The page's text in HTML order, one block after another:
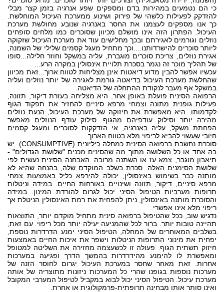
כי הם נטמעים במהירות בדם ומספקים שפע אנרגיה בזמן קצר מבלי
להזדקק לפעילות כלשהי של פירוק ושינוע ממערכת העיכול המוחלשת.
כך אנו מספקים לעצמנו את החסר באנרגיה שנובע מחולשת מערכת
העיכול. הפתרון הזה אינו מושלם מכיוון שסוכרים כמו מלחים סופחים
נוזלים וגורמים לאגירתם ובכך מחלישים עוד את מערכת העיכול שזקוקה
ליותר סוכרים להישרדותנו....וכך מתחיל מעגל קסמים שלילי של השמנה,
אגירת נוזלים, צריכת סוכרים מוגברת, עליה במשקל וחוזר חלילה...סופו
של תהליך מוכר זה נגמר בסכרת תלויית אינסולין במקרה הרע...
עכשיו אפשר להבין מדוע דיאטות אינן מצליחות לטווח ארוך...זאת מכיוון
שהחלשת מערכת העיכול בדיאטה גורמת לאגירה של יותר נוזלים ועליה
במשקל אף מעבר לנקודת ההתחלה של הדיאטה.
הרפואה הסינית פועלת באופן אחר. היא מצליחה בעזרת דיקור, תזונה,
פעילות גופנית מתונה וצמחי מרפא סיניים להחזיר את תפקוד הגוף
לקדמותו. היא מאפשרת את חיזוקה של מערכת העיכול, הנעת נוזלים
מהירה יותר וסילוק עודפיהם מהגוף. סילוק עודף הנוזלים מאפשר
הפחתת משקל, עליה באנרגיה, אי הזדקקות לסוכרים ומעגל קסמים
חיובי שעשוי להביא לריפוי מלא בטווח הארוך.
סוכרת נחשבת ברפואה הסינית כמחלה כיליונית (CONSUMPTIVE). יש
בה אחד או כל השלושה מתוך מה שהסינים מכנים "שלושת הגדולים" -
תיאבון מוגבר, צמא עז או השתנה מרובה. האבחנה הסינית נעשית לפי
שלושת הסימנים האלה. סכרת בשלב המוקדם שלה, בהנחה שהיא לא
מותנה כבר בשימוש באינסולין, יכולה להירפא כליל באמצעות צמחי
מרפא סיניים, דיקור, תזונה ושינויים באורחות החיים. במידה וניטלות
תרופות מערביות הטיפול הסיני יכול לגרום להורדת המינון. במידה
והסוכרת מותנה באינסולין, ניתן להפחית את רמת האינסולין הניטלת אך
ריפוי מלא אינו אפשרי.
נדגיש שוב, ככל שהטיפול ברפואה סינית מתחיל מוקדם יותר, התוצאות
תהיינה טובות יותר. ברור לכל שהמניעה יעילה יותר מכל ריפוי. עם זאת,
בשלבים המאוחרים של המחלה, הטיפול הסיני ימנע הדרדרות נוספת,
יפחית את מינוני התרופות הניטלות וישפר את איכות החיים באמצעות
חיזוק תשתית הגוף. פעולה זו לכשעצמה מחזירה את השליטה למטופל
ומאפשרת לו להימנע מהידרדרות בהמשך הדרך ופגיעה במערכות
אחרות. זאת מאחר שחסר במערכת העיכול יגרום לחוסר הזנה של
מערכות נוספות בגופנו שהרי כל המערכות ניזונות מתוצריה של אותה
מערכת עיכול. הטיפול הסיני יכול לבוא במקביל לטיפול המערבי המקובל
ואינו סותר אותו מבחינה תרופתית-פרמקולוגית או אחרת.